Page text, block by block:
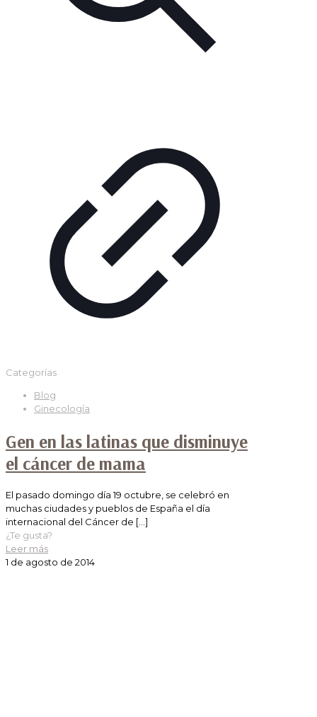
Categorías
Blog
Ginecología
Gen en las latinas que disminuye
el cáncer de mama
El pasado domingo día 19 octubre, se celebró en
muchas ciudades y pueblos de España el día
internacional del Cáncer de […]
¿Te gusta?
Leer más
1 de agosto de 2014